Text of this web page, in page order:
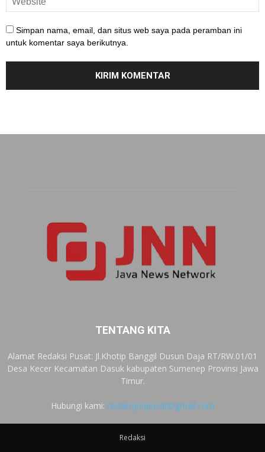
Simpan nama, email, dan situs web saya pada peramban ini
untuk komentar saya berikutnya.
TENTANG KITA
Alamat Redaksi Pusat: Jl.Khotip Banggil Dusun Daja RT/RW.01/01
Desa Kecer Kecamatan Dasuk kabupaten Sumenep Provinsi Jawa
Timur.
Hubungi kami: redaksijnnpusat@gmail.com
Redaksi